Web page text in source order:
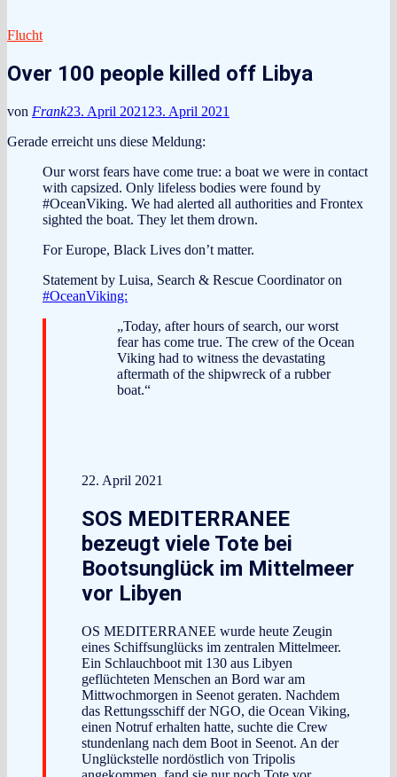
Flucht
Over 100 people killed off Libya
von Frank23. April 2021 23. April 2021
Gerade erreicht uns diese Meldung:
Our worst fears have come true: a boat we were in contact
with capsized. Only lifeless bodies were found by
#OceanViking. We had alerted all authorities and Frontex
sighted the boat. They let them drown.
For Europe, Black Lives don’t matter.
Statement by Luisa, Search & Rescue Coordinator on
#OceanViking:
„Today, after hours of search, our worst
fear has come true. The crew of the Ocean
Viking had to witness the devastating
aftermath of the shipwreck of a rubber
boat.“
22. April 2021
SOS MEDITERRANEE
bezeugt viele Tote bei
Bootsunglück im Mittelmeer
vor Libyen
OS MEDITERRANEE wurde heute Zeugin
eines Schiffsunglücks im zentralen Mittelmeer.
Ein Schlauchboot mit 130 aus Libyen
geflüchteten Menschen an Bord war am
Mittwochmorgen in Seenot geraten. Nachdem
das Rettungsschiff der NGO, die Ocean Viking,
einen Notruf erhalten hatte, suchte die Crew
stundenlang nach dem Boot in Seenot. An der
Unglückstelle nordöstlich von Tripolis